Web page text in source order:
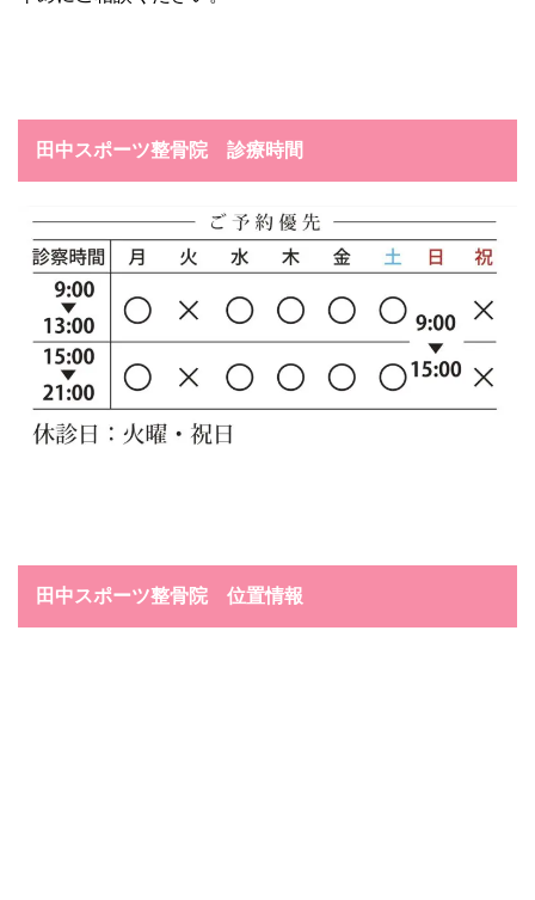
田中スポーツ整骨院 診療時間
田中スポーツ整骨院 位置情報